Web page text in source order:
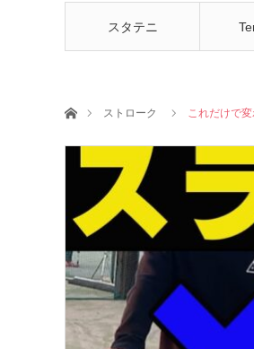
スタテニ
ホームストローク これだけで